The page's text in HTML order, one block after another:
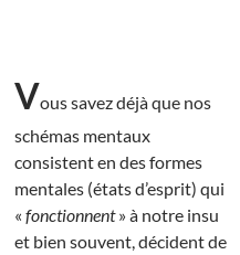
Vous savez déjà que nos
schémas mentaux
consistent en des formes
mentales (états d’esprit) qui
« fonctionnent» à notre insu
et bien souvent, décident de